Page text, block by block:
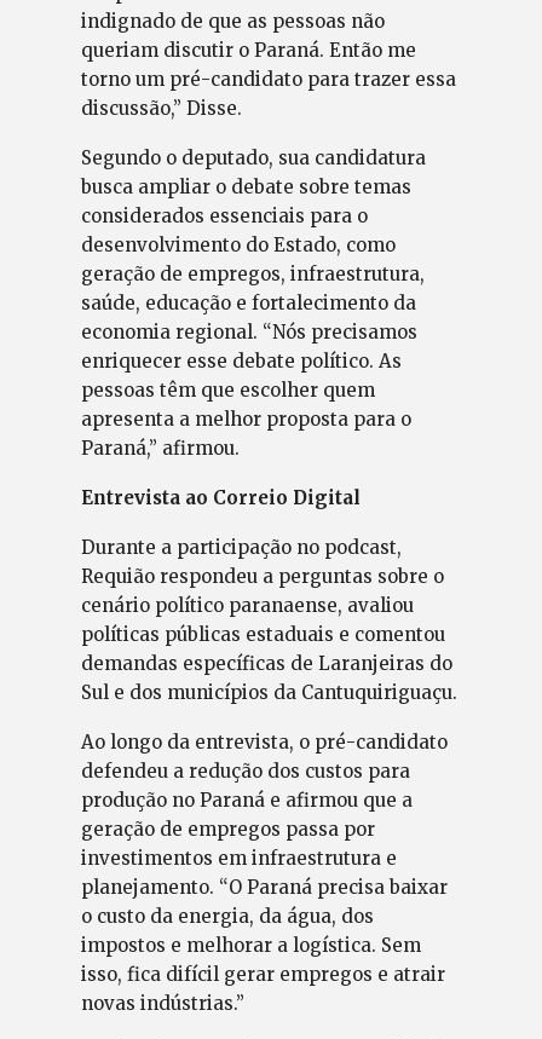
indignado de que as pessoas não
queriam discutir o Paraná. Então me
torno um pré-candidato para trazer essa
discussão,” Disse.
Segundo o deputado, sua candidatura
busca ampliar o debate sobre temas
considerados essenciais para o
desenvolvimento do Estado, como
geração de empregos, infraestrutura,
saúde, educação e fortalecimento da
economia regional. “Nós precisamos
enriquecer esse debate político. As
pessoas têm que escolher quem
apresenta a melhor proposta para o
Paraná,” afirmou.
Entrevista ao Correio Digital
Durante a participação no podcast,
Requião respondeu a perguntas sobre o
cenário político paranaense, avaliou
políticas públicas estaduais e comentou
demandas específicas de Laranjeiras do
Sul e dos municípios da Cantuquiriguaçu.
Ao longo da entrevista, o pré-candidato
defendeu a redução dos custos para
produção no Paraná e afirmou que a
geração de empregos passa por
investimentos em infraestrutura e
planejamento. “O Paraná precisa baixar
o custo da energia, da água, dos
impostos e melhorar a logística. Sem
isso, fica difícil gerar empregos e atrair
novas indústrias.”